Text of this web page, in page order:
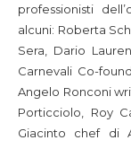
professionisti
alcuni: Roberta
Sera, Dario
Carnevali Co-
Angelo Ronconi
Porticciolo, Roy
Giacinto chef di